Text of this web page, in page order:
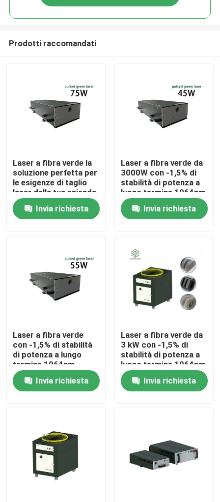
Casa
Video
Chi siamo
Giro della fabbrica
Contattaci
Richiedi un preventivo
Prodotti raccomandati
Laser a fibra verde la
soluzione perfetta per
le esigenze di taglio
laser della tua azienda
Invia richiesta
Laser a fibra verde da
3000W con -1,5% di
stabilità di potenza a
lungo termine 1064nm
lunghezza d'onda per
impianti di produzione
Invia richiesta
Laser a fibra verde
con -1,5% di stabilità
di potenza a lungo
termine 1064nm
lunghezza d'onda per
impianti di produzione
Invia richiesta
Laser a fibra verde da
3 kW con -1,5% di
stabilità di potenza a
lungo termine 1064nm
lunghezza d'onda per
impianti di produzione
Invia richiesta